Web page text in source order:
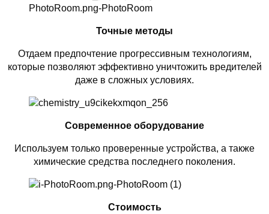
Точные методы
Отдаем предпочтение прогрессивным технологиям,
которые позволяют эффективно уничтожить вредителей
даже в сложных условиях.
Современное оборудование
Используем только проверенные устройства, а также
химические средства последнего поколения.
Стоимость